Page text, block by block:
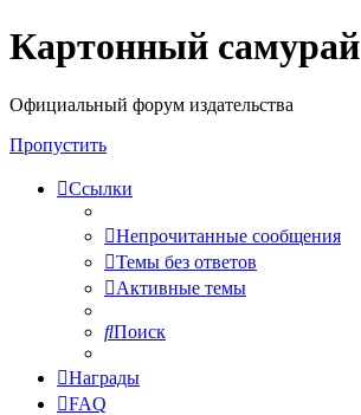
Регистрация
Картонный самурай
Официальный форум издательства
Пропустить
Ссылки
Непрочитанные сообщения
Темы без ответов
Активные темы
Поиск
Награды
FAQ